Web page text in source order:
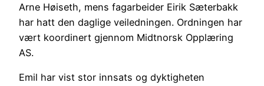
Arne Høiseth, mens fagarbeider Eirik Sæterbakk
har hatt den daglige veiledningen. Ordningen har
vært koordinert gjennom Midtnorsk Opplæring
AS.
Emil har vist stor innsats og dyktigheten